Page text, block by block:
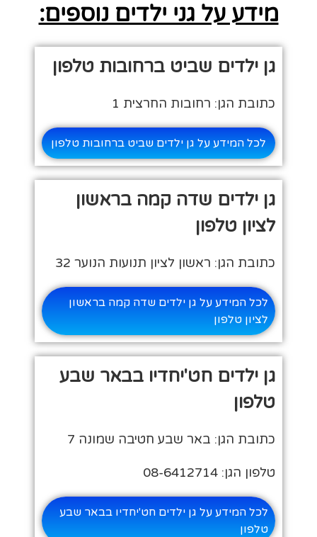
מידע על גני ילדים נוספים:
גן ילדים שביט ברחובות טלפון
כתובת הגן: רחובות החרצית 1
לכל המידע על גן ילדים שביט ברחובות טלפון
גן ילדים שדה קמה בראשון
לציון טלפון
כתובת הגן: ראשון לציון תנועות הנוער 32
לכל המידע על גן ילדים שדה קמה בראשון
לציון טלפון
גן ילדים חט'יחדיו בבאר שבע
טלפון
כתובת הגן: באר שבע חטיבה שמונה 7
טלפון הגן: 08-6412714
לכל המידע על גן ילדים חט'יחדיו בבאר שבע
טלפון